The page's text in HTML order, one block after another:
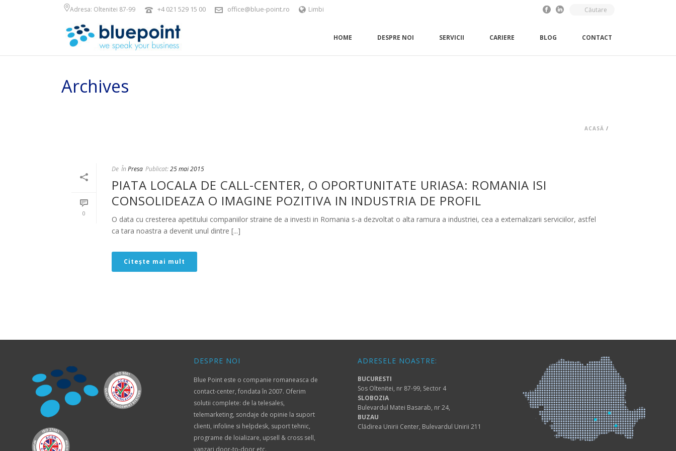
Adresa: Oltenitei 87-99 +4 021 529 15 00 office@blue-point.ro Limbi
HOME DESPRE NOI SERVICII CARIERE BLOG CONTACT
Archives
ACASĂ /
0
De În Presa Publicat:25 mai 2015
PIATA LOCALA DE CALL-CENTER, O OPORTUNITATE URIASA: ROMANIA ISI
CONSOLIDEAZA O IMAGINE POZITIVA IN INDUSTRIA DE PROFIL
O data cu cresterea apetitului companiilor straine de a investi in Romania s-a dezvoltat o alta ramura a industriei, cea a externalizarii serviciilor, astfel
ca tara noastra a devenit unul dintre [...]
Citește mai mult
DESPRE NOI
Blue Point este o companie romaneasca de
contact-center, fondata în 2007. Oferim
solutii complete: de la telesales,
telemarketing, sondaje de opinie la suport
clienti, infoline si helpdesk, suport tehnic,
programe de loializare, upsell & cross sell,
vanzari door-to-door etc.
ADRESELE NOASTRE:
BUCURESTI
Sos Oltenitei, nr 87-99, Sector 4
SLOBOZIA
Bulevardul Matei Basarab, nr 24,
BUZAU
Clădirea Unirii Center, Bulevardul Unirii 211